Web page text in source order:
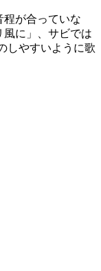
程が合っていな
に」、サビでは
しやすいように歌